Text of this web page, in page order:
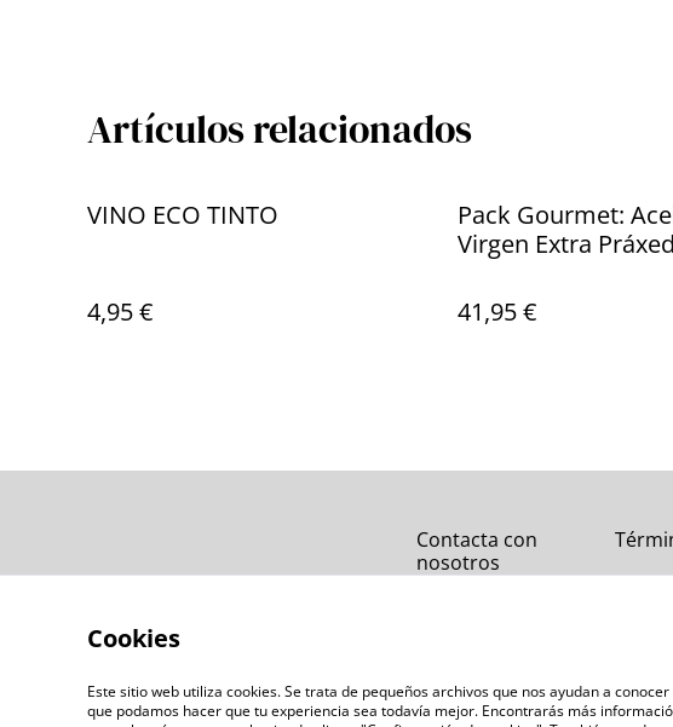
Artículos relacionados
VINO ECO TINTO
4,95 €
Pack Gourmet:
Virgen Extra
Castaño
41,95 €
Contacta con
nosotros
Cookies
Este sitio web utiliza cookies. Se trata de pequeños archivos que nos ayudan a
que podamos hacer que tu experiencia sea todavía mejor. Encontrarás más